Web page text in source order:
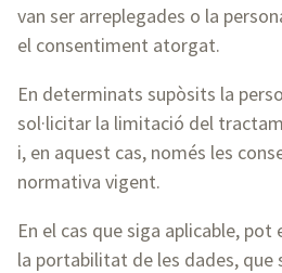
van ser arreplegades o la
el consentiment atorgat.
En determinats supòsits la
sol·licitar la limitació del
i, en aquest cas, només les
normativa vigent.
En el cas que siga aplicable,
la portabilitat de les dades, que